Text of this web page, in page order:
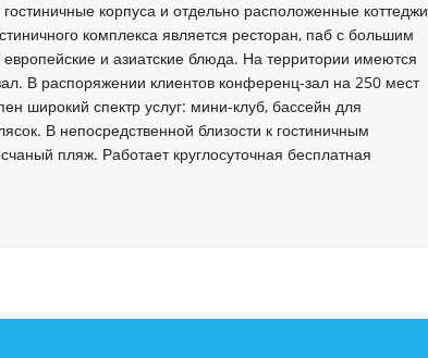
корпуса и отдельно расположенные коттеджи
комплекса является ресторан, паб с большим
и азиатские блюда. На территории имеются
В распоряжении клиентов конференц-зал на 250 мест
широкий спектр услуг: мини-клуб, бассейн для
В непосредственной близости к гостиничным
пляж. Работает круглосуточная бесплатная